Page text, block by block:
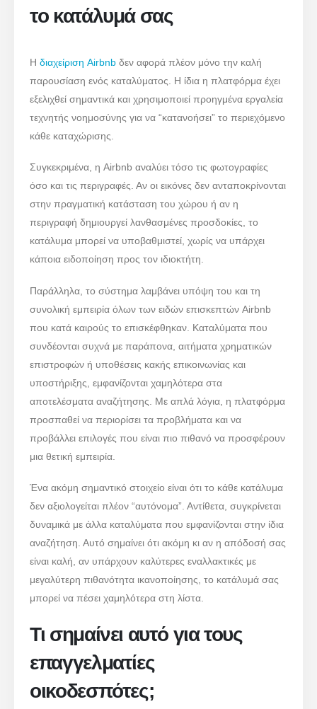
το κατάλυμά σας
Ηδιαχείριση Airbnb δεν αφορά πλέον μόνο την καλή
παρουσίαση ενός καταλύματος. Η ίδια η πλατφόρμα έχει
εξελιχθεί σημαντικά και χρησιμοποιεί προηγμένα εργαλεία
τεχνητής νοημοσύνης για να “κατανοήσει” το περιεχόμενο
κάθε καταχώρισης.
Συγκεκριμένα, η Airbnb αναλύει τόσο τις φωτογραφίες
όσο και τις περιγραφές. Αν οι εικόνες δεν ανταποκρίνονται
στην πραγματική κατάσταση του χώρου ή αν η
περιγραφή δημιουργεί λανθασμένες προσδοκίες, το
κατάλυμα μπορεί να υποβαθμιστεί, χωρίς να υπάρχει
κάποια ειδοποίηση προς τον ιδιοκτήτη.
Παράλληλα, το σύστημα λαμβάνει υπόψη του και τη
συνολική εμπειρία όλων των ειδών επισκεπτών Airbnb
που κατά καιρούς το επισκέφθηκαν. Καταλύματα που
συνδέονται συχνά με παράπονα, αιτήματα χρηματικών
επιστροφών ή υποθέσεις κακής επικοινωνίας και
υποστήριξης, εμφανίζονται χαμηλότερα στα
αποτελέσματα αναζήτησης. Με απλά λόγια, η πλατφόρμα
προσπαθεί να περιορίσει τα προβλήματα και να
προβάλλει επιλογές που είναι πιο πιθανό να προσφέρουν
μια θετική εμπειρία.
Ένα ακόμη σημαντικό στοιχείο είναι ότι το κάθε κατάλυμα
δεν αξιολογείται πλέον “αυτόνομα”. Αντίθετα, συγκρίνεται
δυναμικά με άλλα καταλύματα που εμφανίζονται στην ίδια
αναζήτηση. Αυτό σημαίνει ότι ακόμη κι αν η απόδοσή σας
είναι καλή, αν υπάρχουν καλύτερες εναλλακτικές με
μεγαλύτερη πιθανότητα ικανοποίησης, το κατάλυμά σας
μπορεί να πέσει χαμηλότερα στη λίστα.
Τι σημαίνει αυτό για τους
επαγγελματίες
οικοδεσπότες;